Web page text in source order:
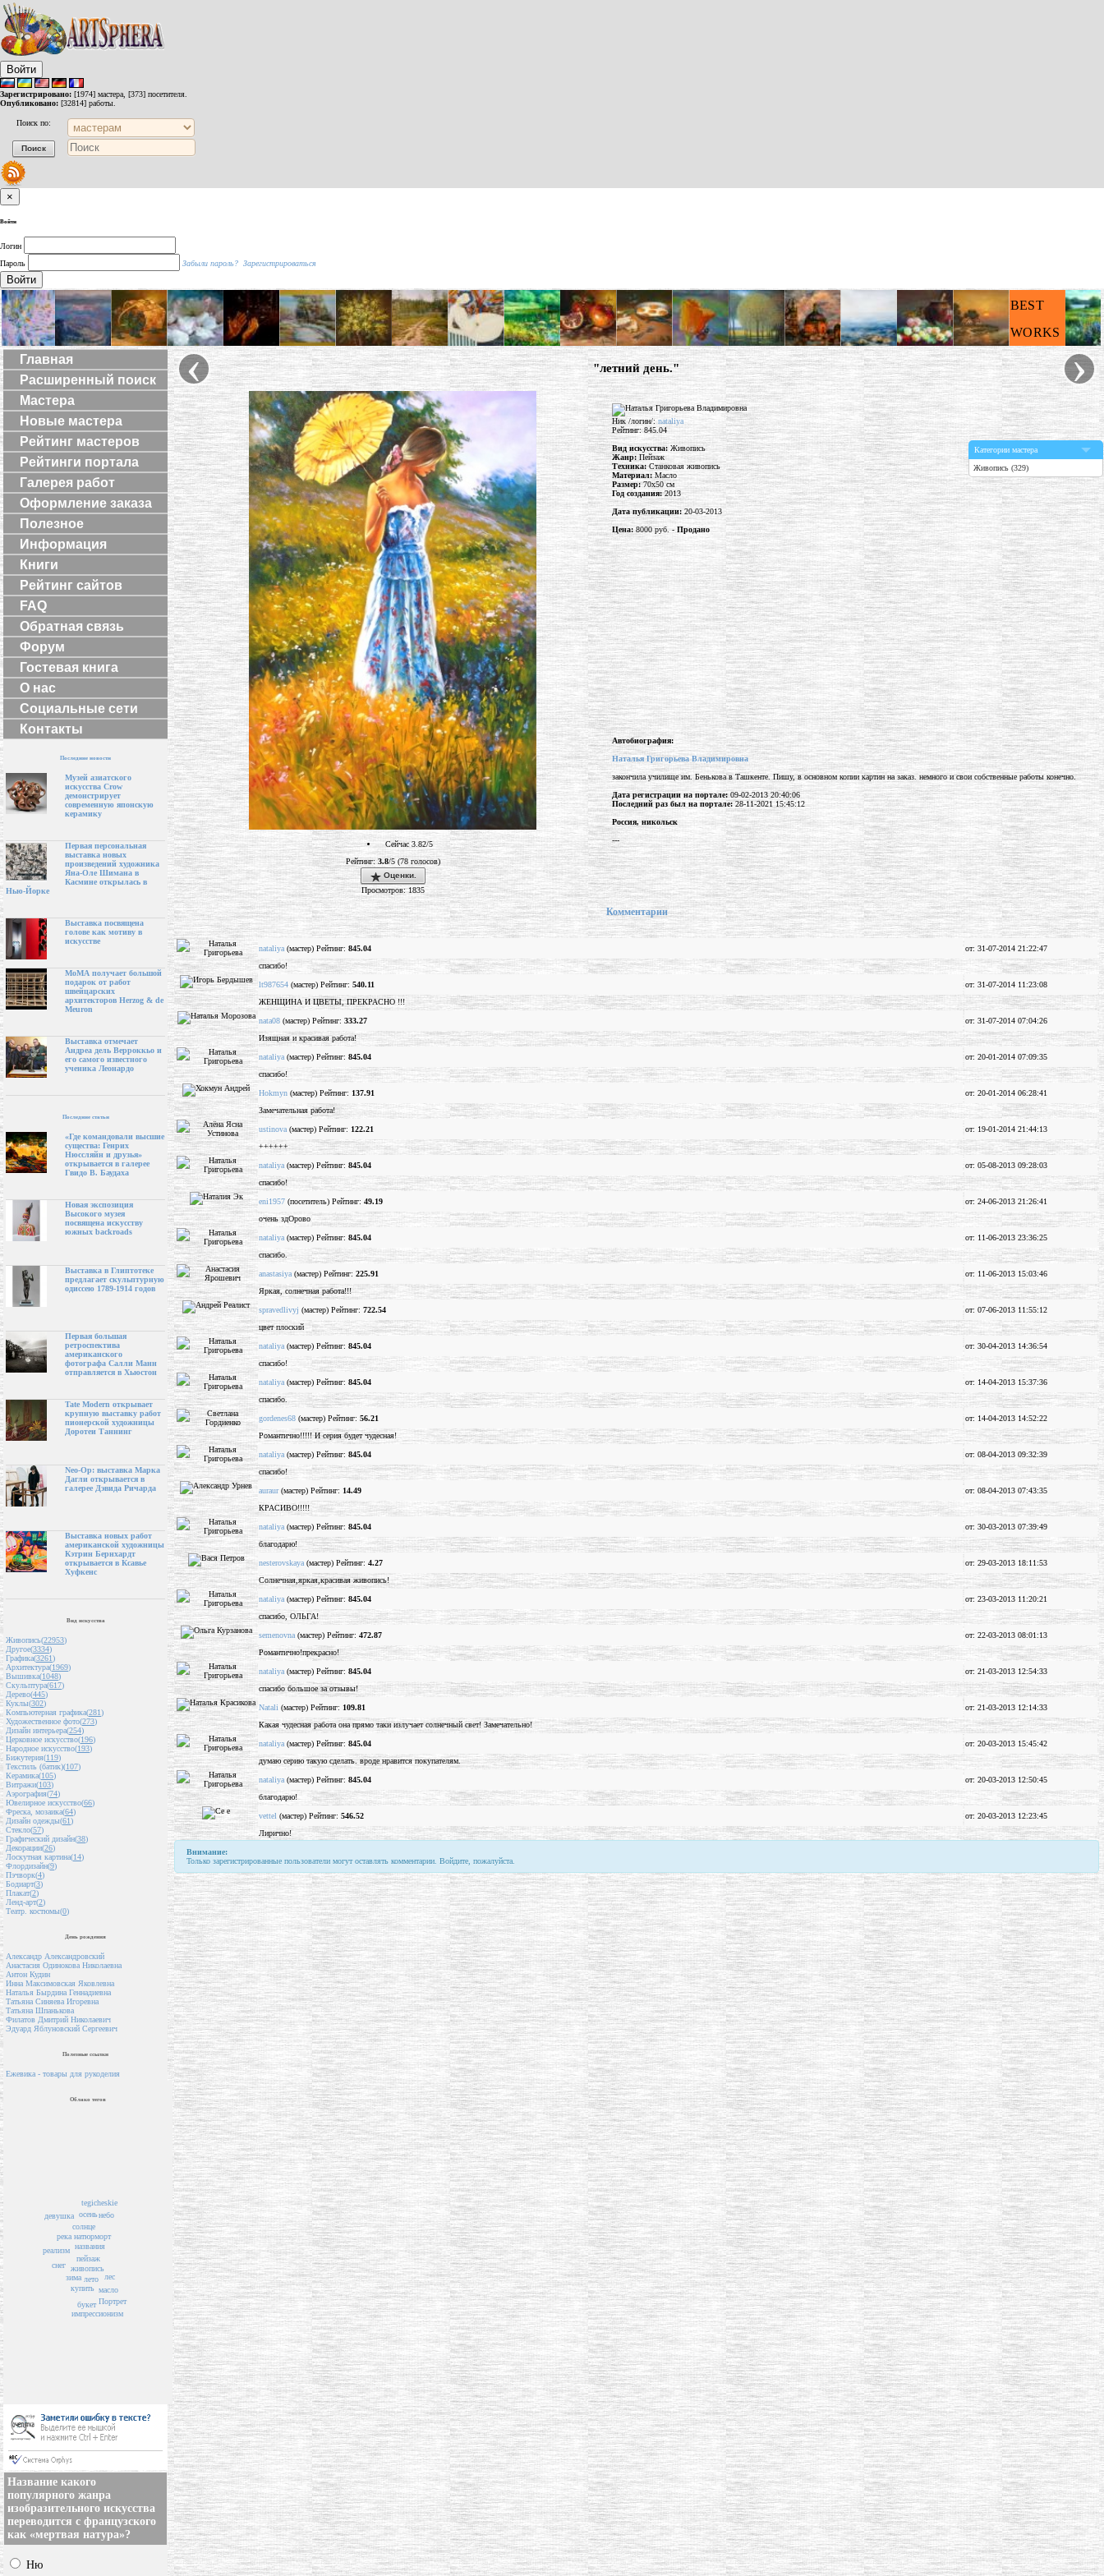
Войти
Зарегистрировано: [1974] мастера, [373] посетителя.
Опубликовано: [32814] работы.
Поиск по:
×
Войти
Логин
Пароль
Забыли пароль? Зарегистрироваться
Войти
BEST
WORKS
Главная
Расширенный поиск
Мастера
Новые мастера
Рейтинг мастеров
Рейтинги портала
Галерея работ
Оформление заказа
Полезное
Информация
Книги
Рейтинг сайтов
FAQ
Обратная связь
Форум
Гостевая книга
О нас
Социальные сети
Контакты
Последние новости
Музей азиатского
искусства Crow
демонстрирует
современную японскую
керамику
Первая персональная
выставка новых
произведений художника
Яна-Оле Шимана в
Касмине открылась в
Нью-Йорке
Выставка посвящена
голове как мотиву в
искусстве
МоМА получает большой
подарок от работ
швейцарских
архитекторов Herzog & de
Meuron
Выставка отмечает
Андреа дель Верроккьо и
его самого известного
ученика Леонардо
Последние статьи
«Где командовали высшие
существа: Генрих
Нюссляйн и друзья»
открывается в галерее
Гвидо В. Баудаха
Новая экспозиция
Высокого музея
посвящена искусству
южных backroads
Выставка в Глиптотеке
предлагает скульптурную
одиссею 1789-1914 годов
Первая большая
ретроспектива
американского
фотографа Салли Манн
отправляется в Хьюстон
Tate Modern открывает
крупную выставку работ
пионерской художницы
Доротеи Таннинг
Neo-Op: выставка Марка
Дагли открывается в
галерее Дэвида Ричарда
Выставка новых работ
американской художницы
Кэтрин Бернхардт
открывается в Ксавье
Хуфкенс
Вид искусства
Живопись(22953)
Другое(3334)
Графика(3261)
Архитектура(1969)
Вышивка(1048)
Скульптура(617)
Дерево(445)
Куклы(302)
Компьютерная графика(281)
Художественное фото(273)
Дизайн интерьера(254)
Церковное искусство(196)
Народное искусство(193)
Бижутерия(119)
Текстиль (батик)(107)
Керамика(105)
Витражи(103)
Аэрография(74)
Ювелирное искусство(66)
Фреска, мозаика(64)
Дизайн одежды(61)
Стекло(57)
Графический дизайн(38)
Декорации(26)
Лоскутная картина(14)
Флордизайн(9)
Пэчворк(4)
Бодиарт(3)
Плакат(2)
Ленд-арт(2)
Театр. костюмы(0)
День рождения
Александр Александровский
Анастасия Одинокова Николаевна
Антон Кудин
Инна Максимовская Яковлевна
Наталья Бырдина Геннадиевна
Татьяна Синяева Игоревна
Татьяна Шпанькова
Филатов Дмитрий Николаевич
Эдуард Яблуновский Сергеевич
Полезные ссылки
Ежевика - товары для рукоделия
Облако тегов
пейзаж
названия
живопись
лето
натюрморт
купить
солнце
лес
зима
осень
букет
масло
река
снег
tegicheskie
реализм
небо
импрессионизм
Портрет
девушка
Название какого
популярного жанра
изобразительного искусства
переводится с французского
как «мертвая натура»?
Ню
‹ "летний день." ›
Сейчас 3.82/5
Рейтинг: 3.8/5 (78 голосов)
Оценки.
Просмотров: 1835
Ник /логин/: nataliya
Рейтинг: 845.04
Вид искусства: Живопись
Жанр: Пейзаж
Техника:Станковая живопись
Материал:Масло
Размер:70x50 см
Год создания:2013
Дата публикации:20-03-2013
Цена:8000 руб. - Продано
Категории мастера
Живопись (329)
Автобиография:
Наталья Григорьева Владимировна
закончила училище им. Бенькова в Ташкенте. Пишу, в основном копии картин на заказ. немного и свои собственные работы конечно.
Дата регистрации на портале:09-02-2013 20:40:06
Последний раз был на портале:28-11-2021 15:45:12
Россия, никольск
---
Комментарии
nataliya (мастер) Рейтинг: 845.04
от: 31-07-2014 21:22:47
спасибо!
lt987654 (мастер) Рейтинг: 540.11
от: 31-07-2014 11:23:08
ЖЕНЩИНА И ЦВЕТЫ, ПРЕКРАСНО !!!
nata08 (мастер) Рейтинг: 333.27
от: 31-07-2014 07:04:26
Изящная и красивая работа!
nataliya (мастер) Рейтинг: 845.04
от: 20-01-2014 07:09:35
спасибо!
Hokmyn (мастер) Рейтинг: 137.91
от: 20-01-2014 06:28:41
Замечательная работа!
ustinova (мастер) Рейтинг: 122.21
от: 19-01-2014 21:44:13
++++++
nataliya (мастер) Рейтинг: 845.04
от: 05-08-2013 09:28:03
спасибо!
eni1957 (посетитель) Рейтинг: 49.19
от: 24-06-2013 21:26:41
очень здОрово
nataliya (мастер) Рейтинг: 845.04
от: 11-06-2013 23:36:25
спасибо.
anastasiya (мастер) Рейтинг: 225.91
от: 11-06-2013 15:03:46
Яркая, солнечная работа!!!
spravedlivyj (мастер) Рейтинг: 722.54
от: 07-06-2013 11:55:12
цвет плоский
nataliya (мастер) Рейтинг: 845.04
от: 30-04-2013 14:36:54
спасибо!
nataliya (мастер) Рейтинг: 845.04
от: 14-04-2013 15:37:36
спасибо.
gordenes68 (мастер) Рейтинг: 56.21
от: 14-04-2013 14:52:22
Романтично!!!!! И серия будет чудесная!
nataliya (мастер) Рейтинг: 845.04
от: 08-04-2013 09:32:39
спасибо!
auraur(мастер) Рейтинг: 14.49
от: 08-04-2013 07:43:35
КРАСИВО!!!!!
nataliya (мастер) Рейтинг: 845.04
от: 30-03-2013 07:39:49
благодарю!
nesterovskaya (мастер) Рейтинг: 4.27
от: 29-03-2013 18:11:53
Солнечная,яркая,красивая живопись!
nataliya (мастер) Рейтинг: 845.04
от: 23-03-2013 11:20:21
спасибо, ОЛЬГА!
semenovna (мастер) Рейтинг: 472.87
от: 22-03-2013 08:01:13
Романтично!прекрасно!
nataliya (мастер) Рейтинг: 845.04
от: 21-03-2013 12:54:33
спасибо большое за отзывы!
Natali (мастер) Рейтинг: 109.81
от: 21-03-2013 12:14:33
Какая чудесная работа она прямо таки излучает солнечный свет! Замечательно!
nataliya (мастер) Рейтинг: 845.04
от: 20-03-2013 15:45:42
думаю серию такую сделать. вроде нравится покупателям.
nataliya (мастер) Рейтинг: 845.04
от: 20-03-2013 12:50:45
благодарю!
vettel (мастер) Рейтинг: 546.52
от: 20-03-2013 12:23:45
Лирично!
Внимание:
Только зарегистрированные пользователи могут оставлять комментарии. Войдите, пожалуйста.